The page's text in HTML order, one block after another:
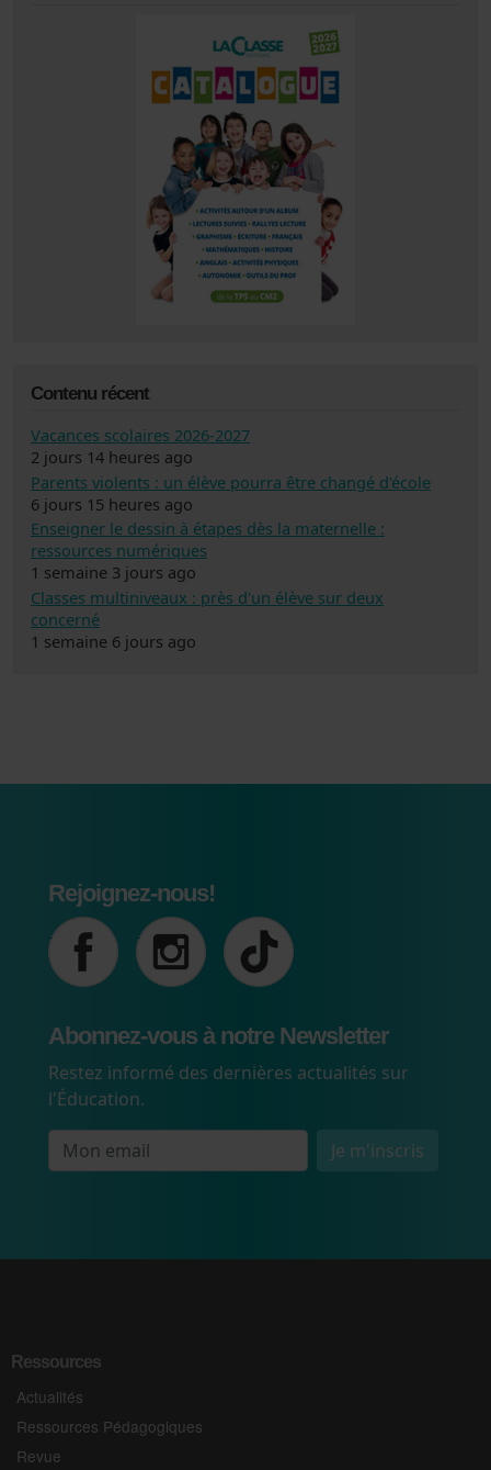
Contenu récent
Vacances scolaires 2026-2027
2 jours 14 heures ago
Parents violents : un élève pourra être changé d'école
6 jours 15 heures ago
Enseigner le dessin à étapes dès la maternelle :
ressources numériques
1 semaine 3 jours ago
Classes multiniveaux : près d'un élève sur deux
concerné
1 semaine 6 jours ago
Rejoignez-nous!
Abonnez-vous à notre Newsletter
Restez informé des dernières actualités sur
l'Éducation.
Je m'inscris
Ressources
Actualités
Ressources Pédagogiques
Revue